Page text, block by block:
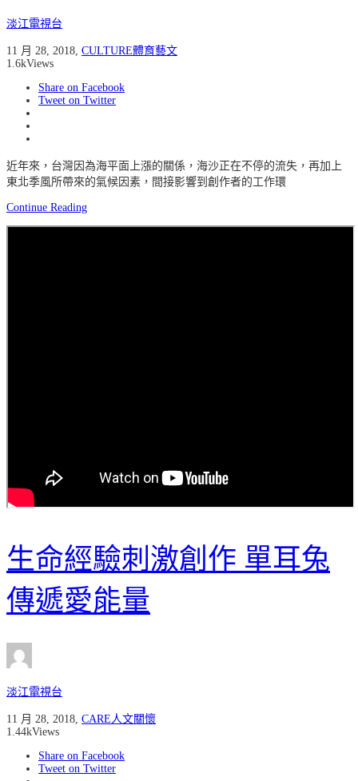
淡江電視台
11 月 28, 2018, CULTURE體育藝文
1.6kViews
Share on Facebook
Tweet on Twitter
近年來，台灣因為海平面上漲的關係，海沙正在不停的流失，再加上
東北季風所帶來的氣候因素，間接影響到創作者的工作環
Continue Reading
生命經驗刺激創作 單耳兔
傳遞愛能量
淡江電視台
11 月 28, 2018, CARE人文關懷
1.44kViews
Share on Facebook
Tweet on Twitter